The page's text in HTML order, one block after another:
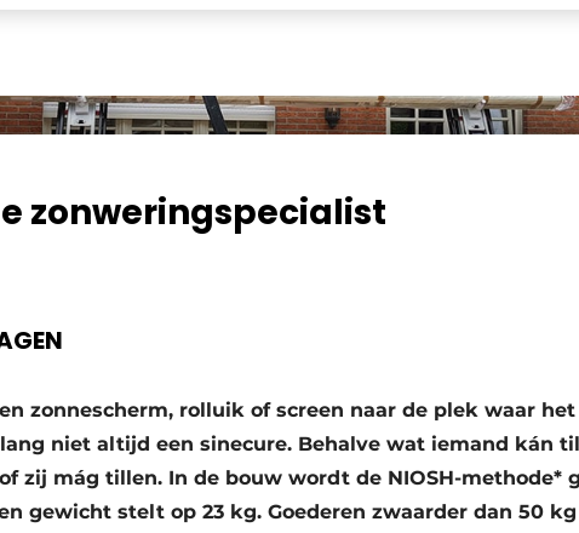
zonweringspecialist
zonnescherm, rolluik of screen naar de plek waar
niet altijd een sinecure. Behalve wat iemand kán
zij mág tillen. In de bouw wordt de NIOSH-methode*
gewicht stelt op 23 kg. Goederen zwaarder dan 50